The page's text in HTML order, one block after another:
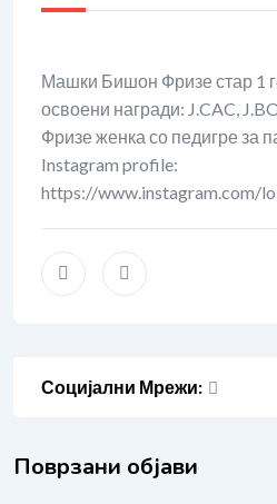
Машки Бишон Фризе стар 1
освоени награди: J.CAC,
Фризе женка со педигре за
Instagram profile:
https://www.instagram.com/
Социјални Мрежи:
Поврзани објави